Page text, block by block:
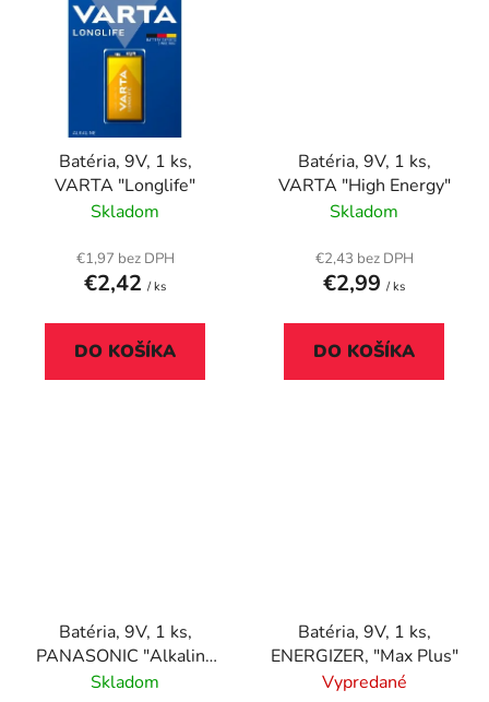
Batéria, 9V, 1 ks,
VARTA "Longlife"
Skladom
€1,97 bez DPH
€2,42 / ks
DO KOŠÍKA
Batéria, 9V, 1 ks,
VARTA "High Energy"
Skladom
€2,43 bez DPH
€2,99 / ks
DO KOŠÍKA
Batéria, 9V, 1 ks,
PANASONIC "Alkaline
power"
Skladom
Batéria, 9V, 1 ks,
ENERGIZER, "Max Plus"
Vypredané